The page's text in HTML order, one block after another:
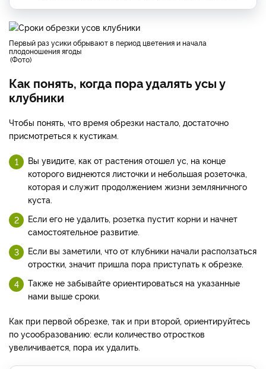
первый раз усики обрывают в период цветения и начала
плодоношения ягоды
Фото
Как понять, когда пора удалять усы у
клубники
Чтобы понять, что время обрезки настало, достаточно
присмотреться к кустикам.
Вы увидите, как от растения отошел ус, на конце
которого виднеются листочки и небольшая розеточка,
которая и служит продолжением жизни земляничного
куста.
Если его не удалить, розетка пустит корни и начнет
самостоятельное развитие.
Если вы заметили, что от клубники начали расползаться
отростки, значит пришла пора приступать к обрезке.
Также не забывайте ориентироваться на указанные
нами выше сроки.
Как при первой обрезке, так и при второй, ориентируйтесь
по усообразованию: если количество отростков
увеличивается, пора их удалить.